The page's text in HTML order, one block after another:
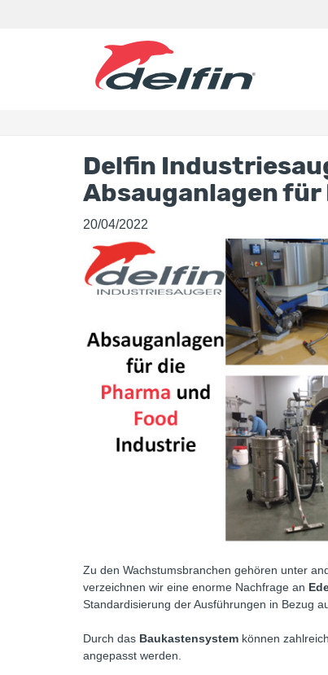
Delfin
Absauganlagen
20/04/2022
Zu den Wachstumsbranchen gehören unter
verzeichnen wir eine enorme Nachfrage an
Standardisierung der Ausführungen in Bezug
Durch das Baukastensystem können
angepasst werden.